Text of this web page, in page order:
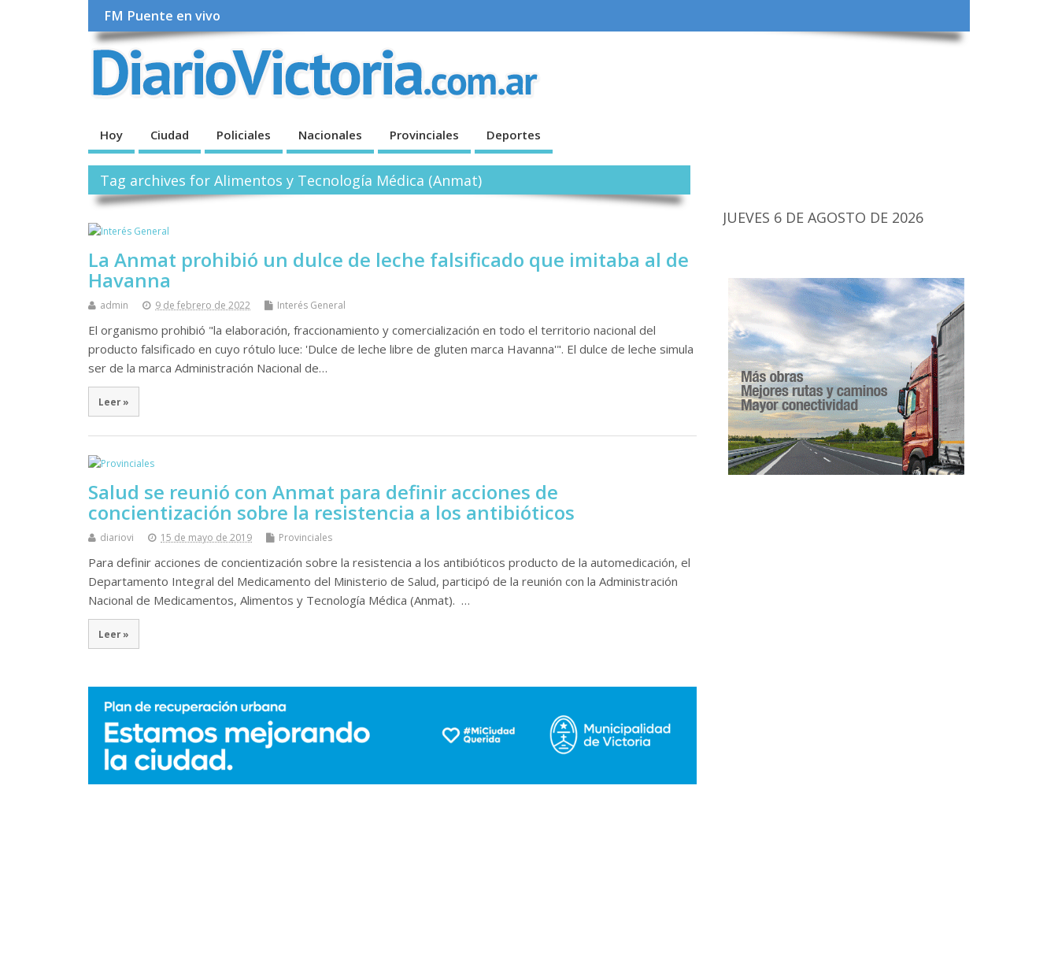
FM Puente en vivo
Hoy Ciudad Policiales Nacionales Provinciales Deportes
Tag archives for Alimentos y Tecnología Médica (Anmat)
La Anmat prohibió un dulce de leche falsificado que imitaba al de
Havanna
admin 9 de febrero de 2022 Interés General
El organismo prohibió "la elaboración, fraccionamiento y comercialización en todo el territorio nacional del
producto falsificado en cuyo rótulo luce: 'Dulce de leche libre de gluten marca Havanna'". El dulce de leche simula
ser de la marca Administración Nacional de…
Leer »
Salud se reunió con Anmat para definir acciones de
concientización sobre la resistencia a los antibióticos
diariovi 15 de mayo de 2019 Provinciales
Para definir acciones de concientización sobre la resistencia a los antibióticos producto de la automedicación, el
Departamento Integral del Medicamento del Ministerio de Salud, participó de la reunión con la Administración
Nacional de Medicamentos, Alimentos y Tecnología Médica (Anmat). …
Leer »
JUEVES 6 DE AGOSTO DE 2026